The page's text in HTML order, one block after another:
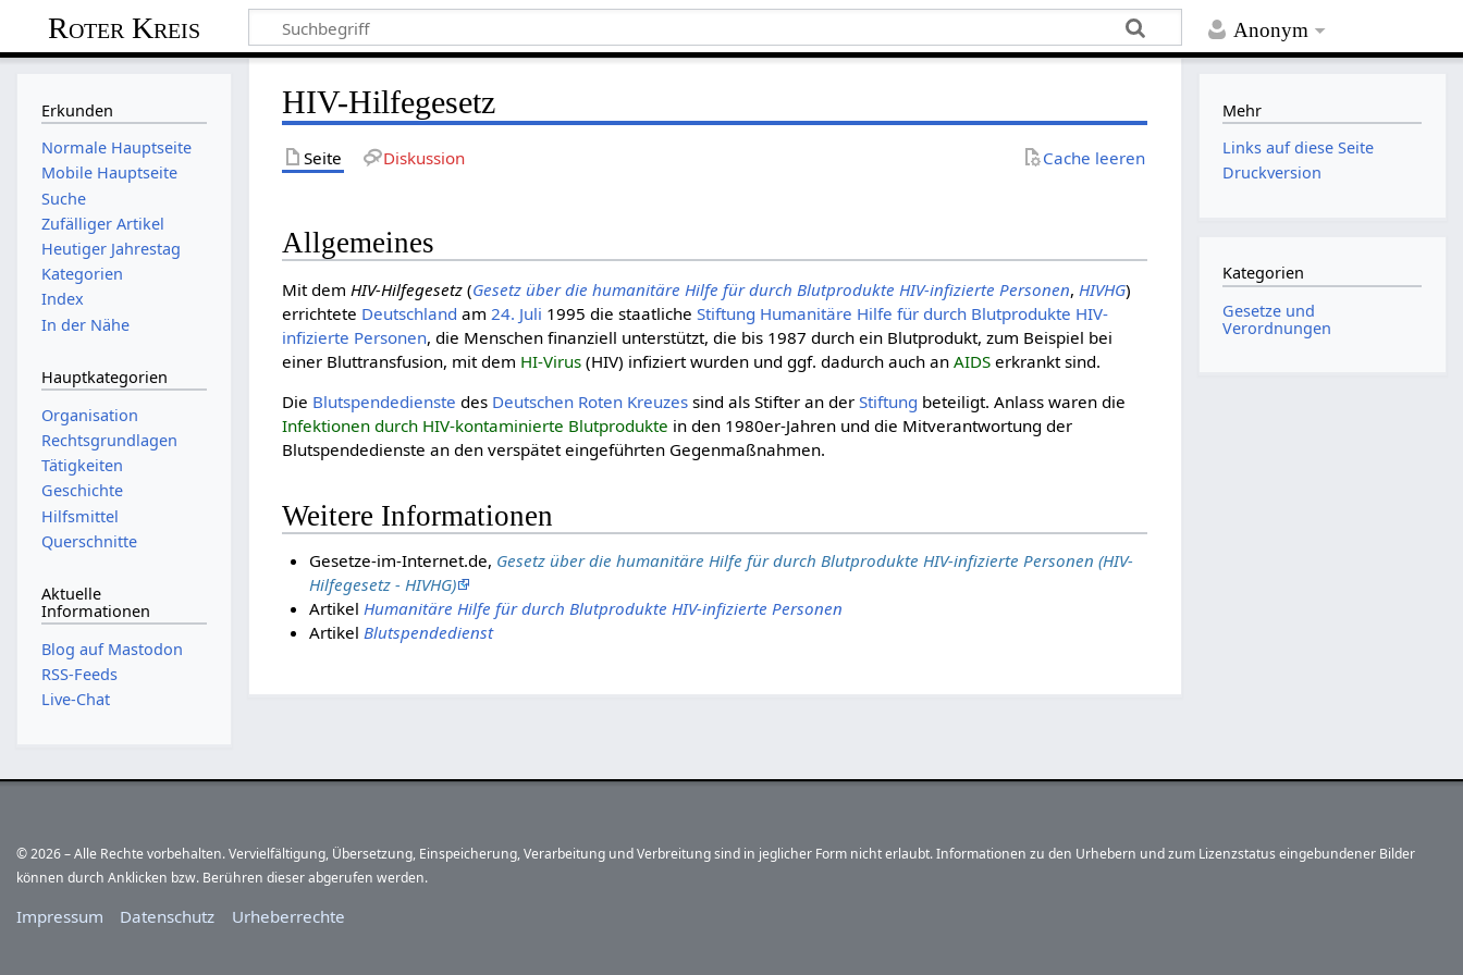
Anonym
Roter Kreis
HIV-Hilfegesetz
Seite Diskussion Cache leeren
Allgemeines
Mit demHIV-Hilfegesetz (Gesetz über die humanitäre Hilfe für durch Blutprodukte HIV-infizierte Personen,HIVHG)
errichtete Deutschland am24. Juli 1995 die staatlicheStiftung Humanitäre Hilfe für durch Blutprodukte HIV-
infizierte Personen, die Menschen finanziell unterstützt, die bis 1987 durch ein Blutprodukt, zum Beispiel bei
einer Bluttransfusion, mit dem HI-Virus (HIV) infiziert wurden und ggf. dadurch auch anAIDS erkrankt sind.
Die Blutspendedienste des Deut­schen Roten Kreu­zes sind als Stifter an derStiftung beteiligt. Anlass waren die
Infektionen durch HIV-kontaminierte Blutprodukte in den 1980er-Jahren und die Mitverantwortung der
Blutspendedienste an den verspätet eingeführten Gegenmaßnahmen.
Weitere Informationen
Gesetze-im-Internet.de, Gesetz über die humanitäre Hilfe für durch Blutprodukte HIV-infizierte Personen (HIV-
Hilfegesetz - HIVHG)
Artikel Humanitäre Hilfe für durch Blutprodukte HIV-infizierte Personen
Artikel Blutspendedienst
Erkunden
Normale Hauptseite
Mobile Hauptseite
Suche
Zufälliger Artikel
Heutiger Jahrestag
Kategorien
Index
In der Nähe
Hauptkategorien
Organisation
Rechtsgrundlagen
Tätigkeiten
Geschichte
Hilfsmittel
Querschnitte
Aktuelle
Informationen
Blog auf Mastodon
RSS-Feeds
Live-Chat
Mehr
Links auf diese Seite
Druckversion
Kategorien
Gesetze und
Verordnungen
© 2026 – Alle Rechte vorbehalten. Vervielfältigung, Übersetzung, Einspeicherung, Verarbeitung und Verbreitung sind in jeglicher Form nicht erlaubt. Informationen zu den Urhebern und zum Lizenzstatus eingebundener Bilder
können durch Anklicken bzw. Berühren dieser abgerufen werden.
Impressum Datenschutz Urheberrechte